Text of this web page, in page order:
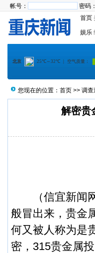
帐号： 密码：
首页
娱乐
您现在的位置： 首页 >> 调查
解密贵
（信宜新闻
般冒出来，贵金
何又被人称为是
密，315贵金属